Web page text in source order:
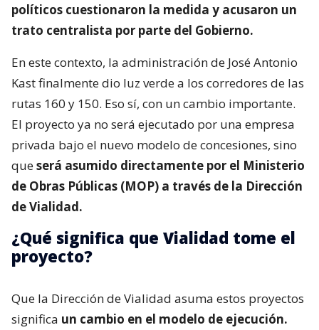
políticos cuestionaron la medida y acusaron un
trato centralista por parte del Gobierno.
En este contexto, la administración de José Antonio
Kast finalmente dio luz verde a los corredores de las
rutas 160 y 150. Eso sí, con un cambio importante.
El proyecto ya no será ejecutado por una empresa
privada bajo el nuevo modelo de concesiones, sino
queserá asumido directamente por el Ministerio
de Obras Públicas (MOP) a través de la Dirección
de Vialidad.
¿Qué significa que Vialidad tome el
proyecto?
Que la Dirección de Vialidad asuma estos proyectos
significa un cambio en el modelo de ejecución.